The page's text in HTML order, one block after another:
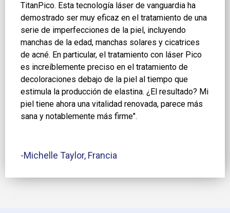
TitanPico. Esta tecnología láser de vanguardia ha
demostrado ser muy eficaz en el tratamiento de una
serie de imperfecciones de la piel, incluyendo
manchas de la edad, manchas solares y cicatrices
de acné. En particular, el tratamiento con láser Pico
es increíblemente preciso en el tratamiento de
decoloraciones debajo de la piel al tiempo que
estimula la producción de elastina. ¿El resultado? Mi
piel tiene ahora una vitalidad renovada, parece más
sana y notablemente más firme".
-Michelle Taylor, Francia